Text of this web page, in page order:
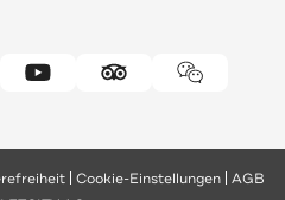
Cookie-Einstellungen AGB